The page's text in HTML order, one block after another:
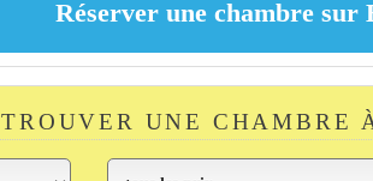
TROUVER UNE CHAMBRE